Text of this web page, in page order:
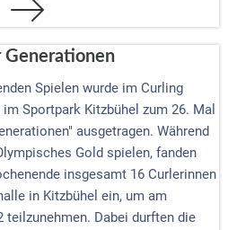
Generationen
Spielen wurde im Curling
Sportpark Kitzbühel zum 26. Mal
ausgetragen. Während
Gold spielen, fanden
insgesamt 16 Curlerinnen
in Kitzbühel ein, um am
teilzunehmen. Dabei durften die